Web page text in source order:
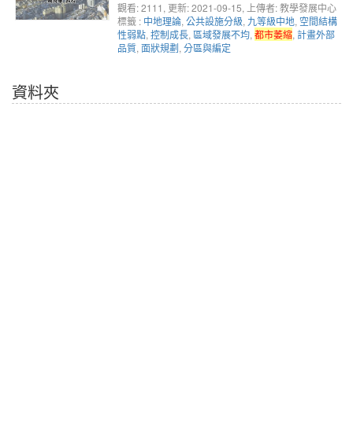
觀看: 2111 , 更新: 2021-09-15, 上傳者: 教學發展中心
標籤 : 中地理論, 公共設施分級, 九等級中地, 空間結構
性弱點, 控制成長, 區域發展不均, 都市萎縮, 計畫外部
品質, 面狀規劃, 分區與編定
資料夾